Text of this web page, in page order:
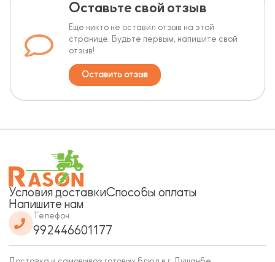
Оставьте свой отзыв
Еще никто не оставил отзыв на этой
странице. Будьте первым, напишите свой
отзыв!
Оставить отзыв
Условия доставкиСпособы оплаты
Напишите нам
Телефон
992446601177